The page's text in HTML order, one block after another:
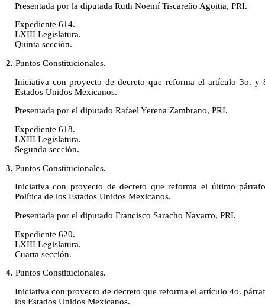
Presentada por la diputada Ruth Noemí Tiscareño Agoitia, PRI.
Expediente 614.
LXIII Legislatura.
Quinta sección.
2. Puntos Constitucionales.
Iniciativa con proyecto de decreto que reforma el artículo 3o. y
Estados Unidos Mexicanos.
Presentada por el diputado Rafael Yerena Zambrano, PRI.
Expediente 618.
LXIII Legislatura.
Segunda sección.
3. Puntos Constitucionales.
Iniciativa con proyecto de decreto que reforma el último
Política de los Estados Unidos Mexicanos.
Presentada por el diputado Francisco Saracho Navarro, PRI.
Expediente 620.
LXIII Legislatura.
Cuarta sección.
4. Puntos Constitucionales.
Iniciativa con proyecto de decreto que reforma el artículo 4o.
los Estados Unidos Mexicanos.